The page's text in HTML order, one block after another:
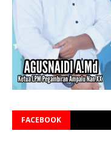
FACEBOOK